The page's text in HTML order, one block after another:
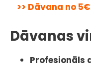
>> Dāvana no
Dāvanas
Profesionāls